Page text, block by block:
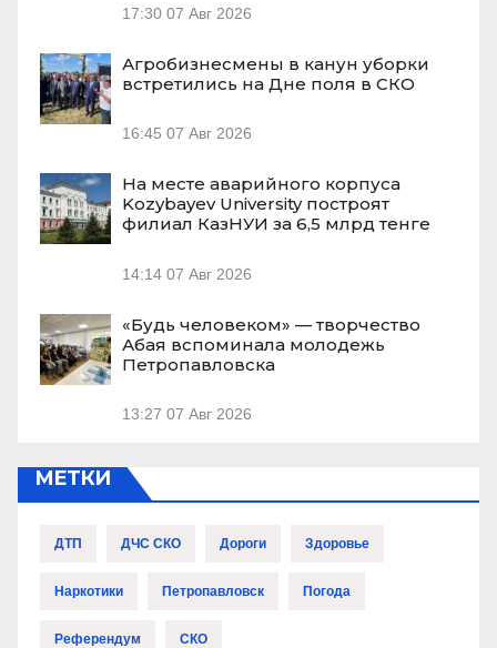
17:30 07 Авг 2026
Агробизнесмены в канун уборки
встретились на Дне поля в СКО
16:45 07 Авг 2026
На месте аварийного корпуса
Kozybayev University построят
филиал КазНУИ за 6,5 млрд тенге
14:14 07 Авг 2026
«Будь человеком» — творчество
Абая вспоминала молодежь
Петропавловска
13:27 07 Авг 2026
МЕТКИ
ДТП ДЧС СКО Дороги Здоровье
Наркотики Петропавловск Погода
Референдум СКО